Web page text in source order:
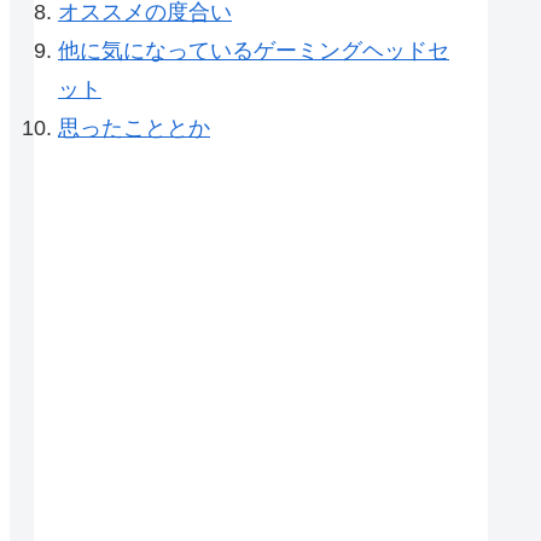
オススメの度合い
他に気になっているゲーミングヘッドセ
ット
思ったこととか